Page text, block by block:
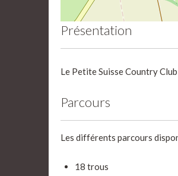
Présentation
Le Petite Suisse Country
Parcours
Les différents parcours
18 trous